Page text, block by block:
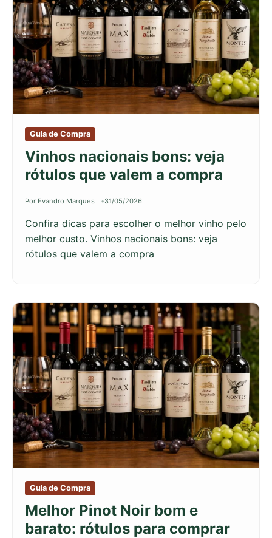
Guia de Compra
Vinhos nacionais bons: veja
rótulos que valem a compra
Por Evandro Marques 31/05/2026
Confira dicas para escolher o melhor vinho pelo
melhor custo. Vinhos nacionais bons: veja
rótulos que valem a compra
Guia de Compra
Melhor Pinot Noir bom e
barato: rótulos para comprar